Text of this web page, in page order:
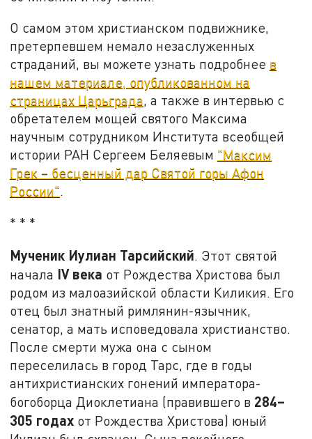
О самом этом христианском подвижнике,
претерпевшем немало незаслуженных
страданий, вы можете узнать подробнее в
нашем материале, опубликованном на
страницах Царьграда, а также в интервью с
обретателем мощей святого Максима
научным сотрудником Института всеобщей
истории РАН Сергеем Беляевым "Максим
Грек – бесценный дар Святой горы Афон
России".
* * *
Мученик Иулиан Тарсийский. Этот святой
начала IVвека от Рождества Христова был
родом из малоазийской области Киликия. Его
отец был знатный римлянин-язычник,
сенатор, а мать исповедовала христианство.
После смерти мужа она с сыном
переселилась в город Тарс, где в годы
антихристианских гонений императора-
богоборца Диоклетиана (правившего в 284–
305 годах от Рождества Христова) юный